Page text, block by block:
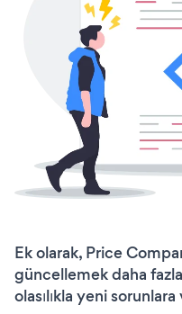
Ek olarak, Price
güncellemek daha
olasılıkla yeni